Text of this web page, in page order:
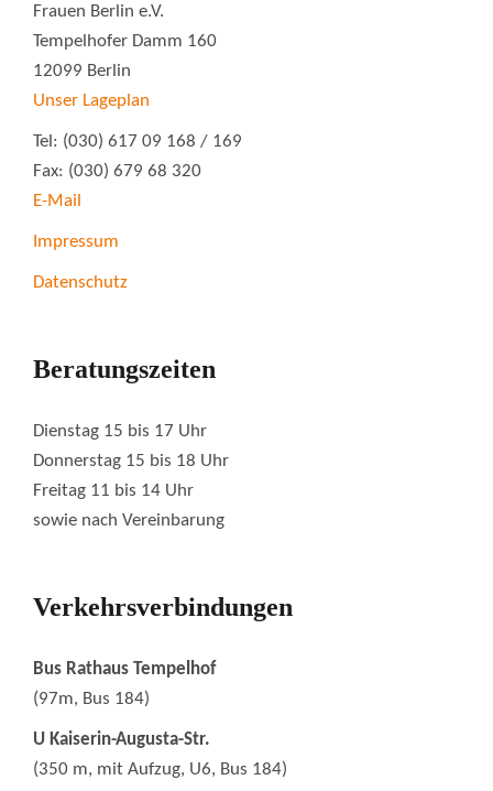
Frauen Berlin e.V.
Tempelhofer Damm 160
12099 Berlin
Unser Lageplan
Tel: (030) 617 09 168 / 169
Fax: (030) 679 68 320
E-Mail
Impressum
Datenschutz
Beratungszeiten
Dienstag 15 bis 17 Uhr
Donnerstag 15 bis 18 Uhr
Freitag 11 bis 14 Uhr
sowie nach Vereinbarung
Verkehrsverbindungen
Bus Rathaus Tempelhof
(97m, Bus 184)
U Kaiserin-Augusta-Str.
(350 m, mit Aufzug, U6, Bus 184)